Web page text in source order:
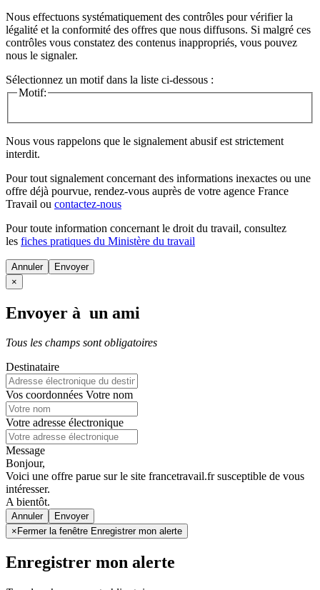
Nous effectuons systématiquement des contrôles pour vérifier la
légalité et la conformité des offres que nous diffusons. Si malgré ces
contrôles vous constatez des contenus inappropriés, vous pouvez
nous le signaler.
Sélectionnez un motif dans la liste ci-dessous :
Motif:
Nous vous rappelons que le signalement abusif est strictement
interdit.
Pour tout signalement concernant des informations inexactes ou une
offre déjà pourvue, rendez-vous auprès de votre agence France
Travail ou contactez-nous
Pour toute information concernant le droit du travail, consultez
les fiches pratiques du Ministère du travail
Annuler
×
Envoyer à un ami
Tous les champs sont obligatoires
Destinataire
Vos coordonnées Votre nom
Votre adresse électronique
Message
Bonjour,
Voici une offre parue sur le site francetravail.fr susceptible de vous
intéresser.
A bientôt.
Annuler
× Fermer la fenêtre Enregistrer mon alerte
Enregistrer mon alerte